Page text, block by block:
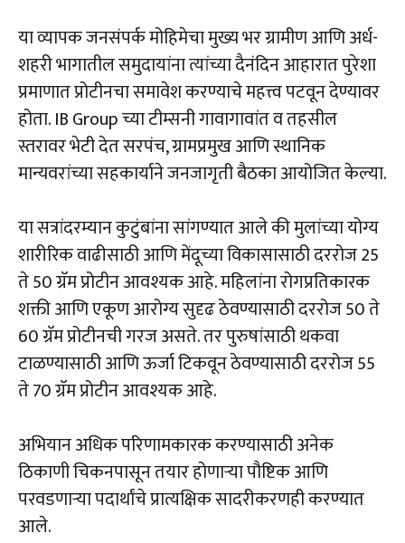
या व्यापक जनसंपर्क मोहिमेचा मुख्य भर ग्रामीण आणि अर्ध-
शहरी भागातील समुदायांना त्यांच्या दैनंदिन आहारात पुरेशा
प्रमाणात प्रोटीनचा समावेश करण्याचे महत्त्व पटवून देण्यावर
होता. IB Group च्या टीम्सनी गावागावांत व तहसील
स्तरावर भेटी देत सरपंच, ग्रामप्रमुख आणि स्थानिक
मान्यवरांच्या सहकार्याने जनजागृती बैठका आयोजित केल्या.
या सत्रांदरम्यान कुटुंबांना सांगण्यात आले की मुलांच्या योग्य
शारीरिक वाढीसाठी आणि मेंदूच्या विकासासाठी दररोज 25
ते 50 ग्रॅम प्रोटीन आवश्यक आहे. महिलांना रोगप्रतिकारक
शक्ती आणि एकूण आरोग्य सुदृढ ठेवण्यासाठी दररोज 50 ते
60 ग्रॅम प्रोटीनची गरज असते. तर पुरुषांसाठी थकवा
टाळण्यासाठी आणि ऊर्जा टिकवून ठेवण्यासाठी दररोज 55
ते 70 ग्रॅम प्रोटीन आवश्यक आहे.
अभियान अधिक परिणामकारक करण्यासाठी अनेक
ठिकाणी चिकनपासून तयार होणाऱ्या पौष्टिक आणि
परवडणाऱ्या पदार्थांचे प्रात्यक्षिक सादरीकरणही करण्यात
आले.